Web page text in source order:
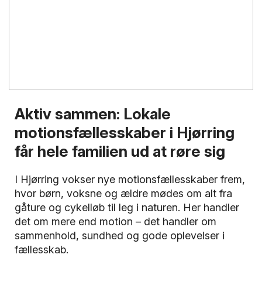
Aktiv sammen: Lokale
motionsfællesskaber i Hjørring
får hele familien ud at røre sig
I Hjørring vokser nye motionsfællesskaber frem,
hvor børn, voksne og ældre mødes om alt fra
gåture og cykelløb til leg i naturen. Her handler
det om mere end motion – det handler om
sammenhold, sundhed og gode oplevelser i
fællesskab.